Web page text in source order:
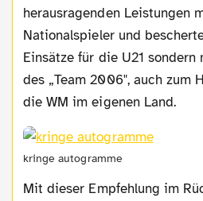
herausragenden Leistungen
Nationalspieler und
Einsätze für die U21 sondern
des „Team 2006", auch zum
die WM im eigenen Land.
kringe autogramme
Mit dieser Empfehlung im Rücken und der